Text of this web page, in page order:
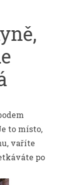
to místo,
vaříte
po